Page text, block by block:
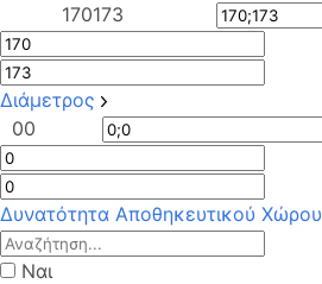
170173
Διάμετρος
00
Δυνατότητα Αποθηκευτικού Χώρου
Ναι